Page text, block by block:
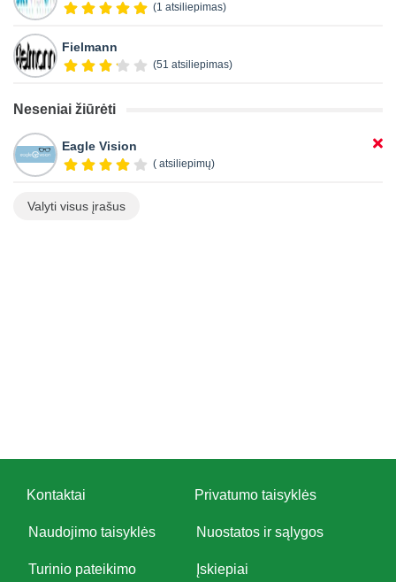
(1 atsiliepimas)
Fielmann
(51 atsiliepimas)
Neseniai žiūrėti
Eagle Vision
( atsiliepimų)
Valyti visus įrašus
Kontaktai Privatumo taisyklės
Naudojimo taisyklės Nuostatos ir sąlygos
Turinio pateikimo
Įskiepiai